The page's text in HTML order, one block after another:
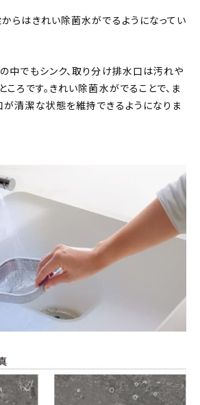
らはきれい除菌水がでるようになってい
中でもシンク、取り分け排水口は汚れや
ころです。きれい除菌水がでることで、ま
が清潔な状態を維持できるようになりま